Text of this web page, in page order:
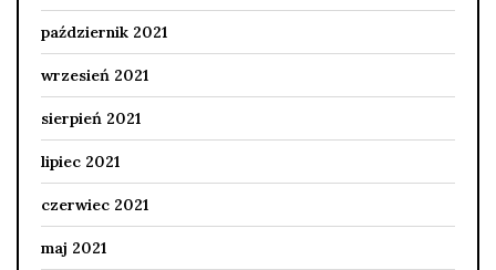
październik 2021
wrzesień 2021
sierpień 2021
lipiec 2021
czerwiec 2021
maj 2021